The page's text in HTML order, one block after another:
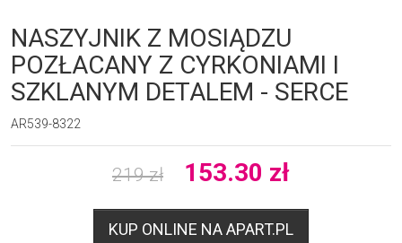
NASZYJNIK Z MOSIĄDZU
POZŁACANY Z CYRKONIAMI I
SZKLANYM DETALEM - SERCE
AR539-8322
219 zł 153.30 zł
KUP ONLINE NA APART.PL